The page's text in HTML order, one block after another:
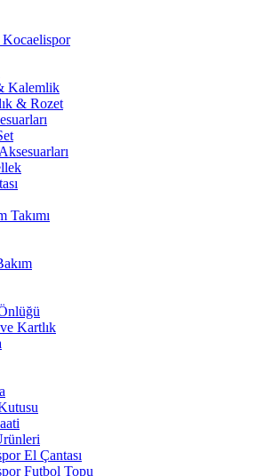
Kocaelispor
Kalemlik
& Rozet
Takımı
Kartlık
El Çantası
Futbol Topu